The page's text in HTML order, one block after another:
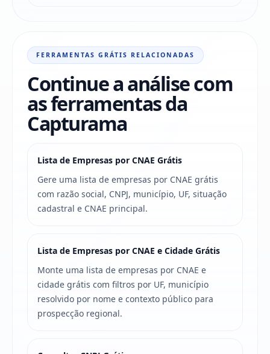
FERRAMENTAS GRÁTIS RELACIONADAS
Continue a análise com
as ferramentas da
Capturama
Lista de Empresas por CNAE Grátis
Gere uma lista de empresas por CNAE grátis
com razão social, CNPJ, município, UF, situação
cadastral e CNAE principal.
Lista de Empresas por CNAE e Cidade Grátis
Monte uma lista de empresas por CNAE e
cidade grátis com filtros por UF, município
resolvido por nome e contexto público para
prospecção regional.